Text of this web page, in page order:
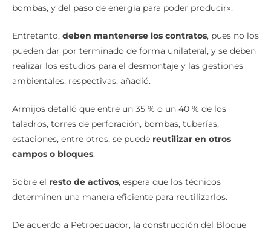
bombas, y del paso de energía para poder producir».
Entretanto, deben mantenerse los contratos, pues no los
pueden dar por terminado de forma unilateral, y se deben
realizar los estudios para el desmontaje y las gestiones
ambientales, respectivas, añadió.
Armijos detalló que entre un 35 % o un 40 % de los
taladros, torres de perforación, bombas, tuberías,
estaciones, entre otros, se puede reutilizar en otros
campos o bloques.
Sobre el resto de activos, espera que los técnicos
determinen una manera eficiente para reutilizarlos.
De acuerdo a Petroecuador, la construcción del Bloque